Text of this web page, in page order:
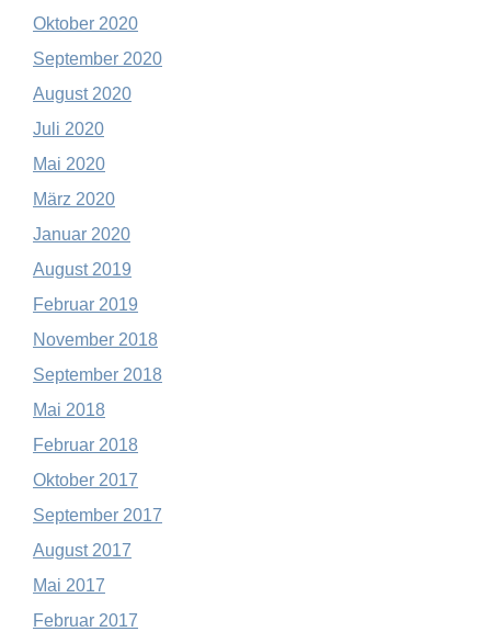
Oktober 2020
September 2020
August 2020
Juli 2020
Mai 2020
März 2020
Januar 2020
August 2019
Februar 2019
November 2018
September 2018
Mai 2018
Februar 2018
Oktober 2017
September 2017
August 2017
Mai 2017
Februar 2017